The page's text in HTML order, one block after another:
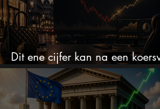
Dit ene cijfer kan na een
van 50% alles veranderen